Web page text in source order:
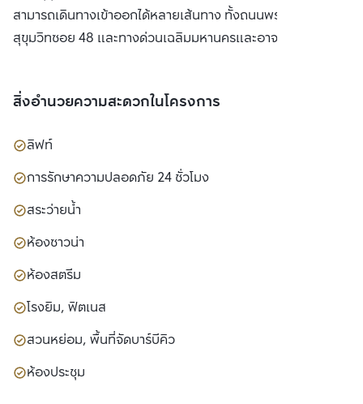
สามารถเดินทางเข้าออกได้หลายเส้นทาง ทั้งถนนพระราม 4, ถนน
สุขุมวิทซอย 48 และทางด่วนเฉลิมมหานครและอาจณรงค์
สิ่งอำนวยความสะดวกในโครงการ
ลิฟท์
การรักษาความปลอดภัย 24 ชั่วโมง
สระว่ายน้ำ
ห้องซาวน่า
ห้องสตรีม
โรงยิม, ฟิตเนส
สวนหย่อม, พื้นที่จัดบาร์บีคิว
ห้องประชุม